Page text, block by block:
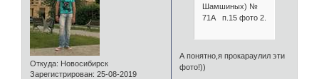
Откуда: Новосибирск
Зарегистрирован: 25-08-2019
Шамшиных) №
71А п.15 фото 2.
А понятно,я прокараулил эти
фото!))